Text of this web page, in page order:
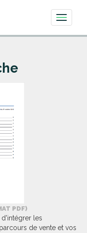
Toggle
PDF)
d'intégrer les
de vente et vos